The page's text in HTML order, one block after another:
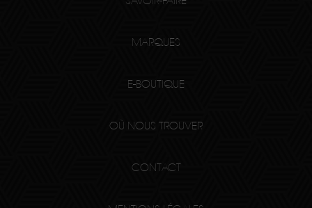
MARQUES
E-BOUTIQUE
OÙ NOUS TROUVER
CONTACT